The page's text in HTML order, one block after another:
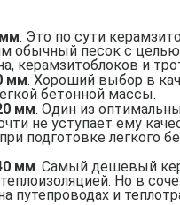
. Это по сути
обычный песок с
керамзитоблоков и
мм. Хороший выбор в
бетонной массы.
мм. Один из
не уступает ему
при подготовке
мм. Самый дешевый
Но в
путепроводах и